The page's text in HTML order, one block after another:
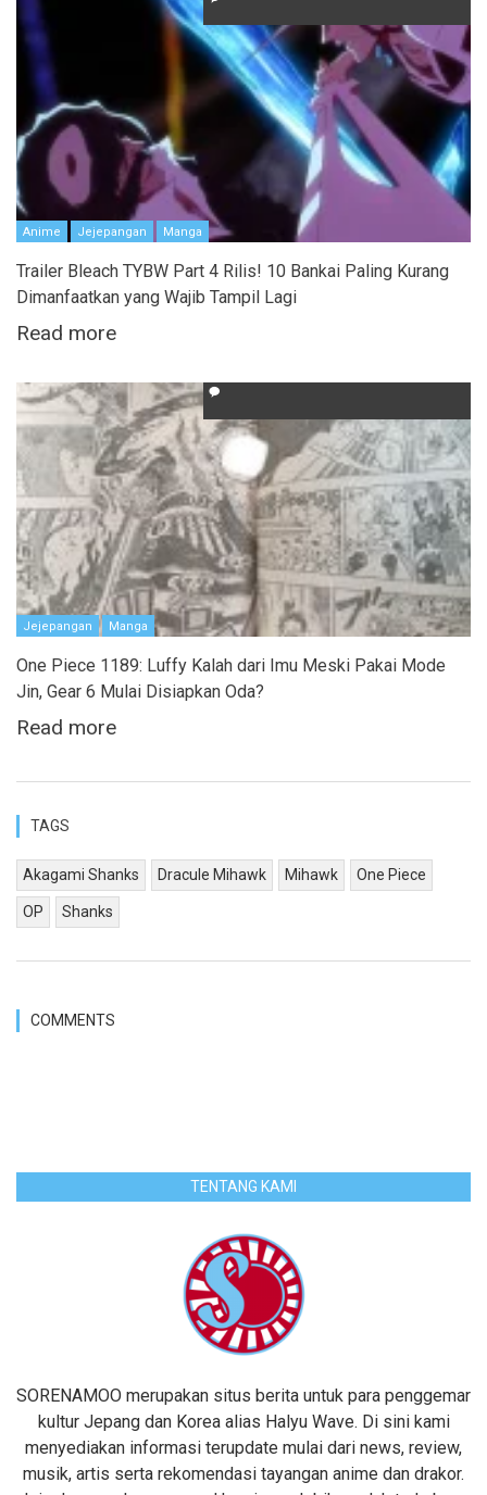
Anime Jejepangan Manga
Trailer Bleach TYBW Part 4 Rilis! 10 Bankai Paling Kurang
Dimanfaatkan yang Wajib Tampil Lagi
Read more
Jejepangan Manga
One Piece 1189: Luffy Kalah dari Imu Meski Pakai Mode
Jin, Gear 6 Mulai Disiapkan Oda?
Read more
TAGS
Akagami Shanks Dracule Mihawk Mihawk One Piece
OP Shanks
COMMENTS
TENTANG KAMI
SORENAMOO merupakan situs berita untuk para penggemar
kultur Jepang dan Korea alias Halyu Wave. Di sini kami
menyediakan informasi terupdate mulai dari news, review,
musik, artis serta rekomendasi tayangan anime dan drakor.